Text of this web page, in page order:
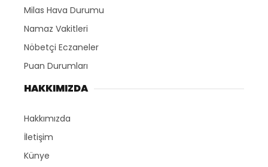
Milas Hava Durumu
Namaz Vakitleri
Nöbetçi Eczaneler
Puan Durumları
HAKKIMIZDA
Hakkımızda
İletişim
Künye